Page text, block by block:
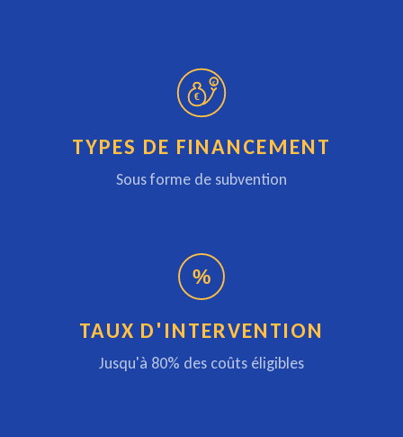
€
€
TYPES DE FINANCEMENT
Sous forme de subvention
%
TAUX D'INTERVENTION
Jusqu'à 80% des coûts éligibles